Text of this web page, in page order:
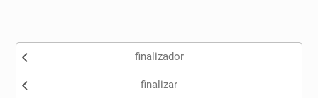
Dicionário
Nenhum dos sinônimos apresentados me ajudou
finalizador
finalizar